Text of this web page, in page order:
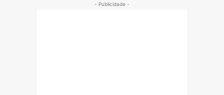
- Publicidade -